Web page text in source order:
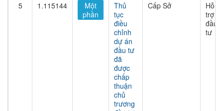
5 1.115144
Một
phần
Thủ
tục
điều
chỉnh
dự án
đầu tư
đã
được
chấp
thuận
chủ
trương
Cấp Sở
Hỗ
trợ
đầu
tư